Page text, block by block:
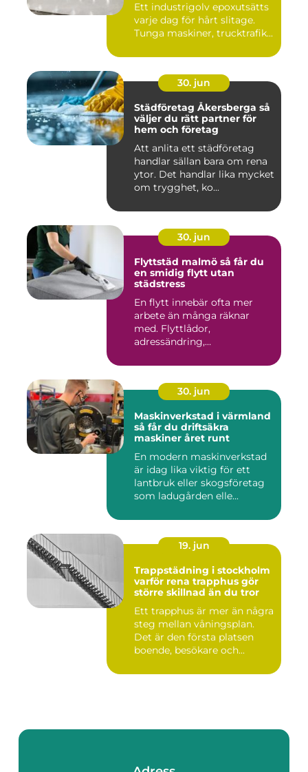
Ett industrigolv epoxutsätts
varje dag för hårt slitage.
Tunga maskiner, trucktrafik...
30. jun
Städföretag Åkersberga så
väljer du rätt partner för
hem och företag
Att anlita ett städföretag
handlar sällan bara om rena
ytor. Det handlar lika mycket
om trygghet, ko...
30. jun
Flyttstäd malmö så får du
en smidig flytt utan
städstress
En flytt innebär ofta mer
arbete än många räknar
med. Flyttlådor,
adressändring,
30. jun
Maskinverkstad i värmland
så får du driftsäkra
maskiner året runt
En modern maskinverkstad
är idag lika viktig för ett
lantbruk eller skogsföretag
som ladugården elle...
19. jun
Trappstädning i stockholm
varför rena trapphus gör
större skillnad än du tror
Ett trapphus är mer än några
steg mellan våningsplan.
Det är den första platsen
boende, besökare och...